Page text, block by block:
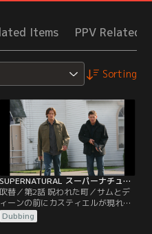
Items PPV Related
Sorting
SUPERNATURAL スーパーナチュラル シーズン5 第02話／吹替
吹替／第2話 呪われた町／サムとデ
ィーンの前にカスティエルが現れ、
ルシファーを打ち倒すために神を捜
しにいくと告げる。その頃、ボビー
Dubbing